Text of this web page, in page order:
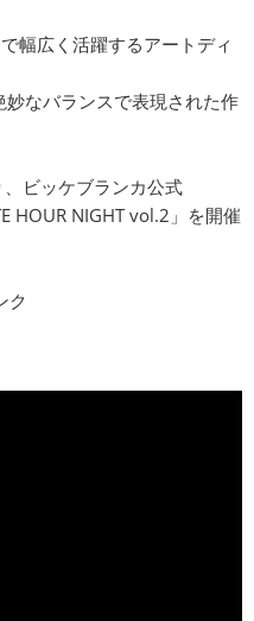
幅広く活躍するアートディ
妙なバランスで表現された作
ビッケブランカ公式
HOUR NIGHT vol.2」を開催
ク